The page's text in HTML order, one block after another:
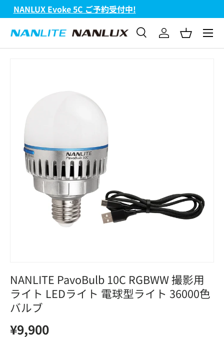
コンテンツへスキップ
FC-720B & FC-720C 新発売!
検索
検索 ログインバスケッ
メニ
NANLITE PavoBulb 10C RGBWW 撮影用
ライト LEDライト 電球型ライト 36000色
バルブ
¥9,900